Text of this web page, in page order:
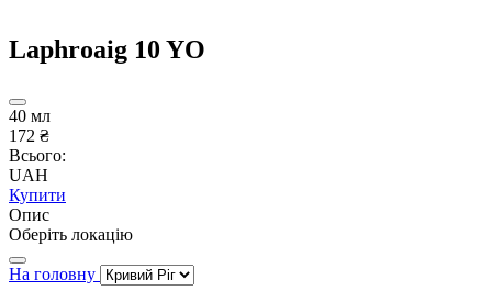
Laphroaig 10 YO
40 мл
172 ₴
Всього:
UAH
Купити
Опис
Оберіть локацію
На головну